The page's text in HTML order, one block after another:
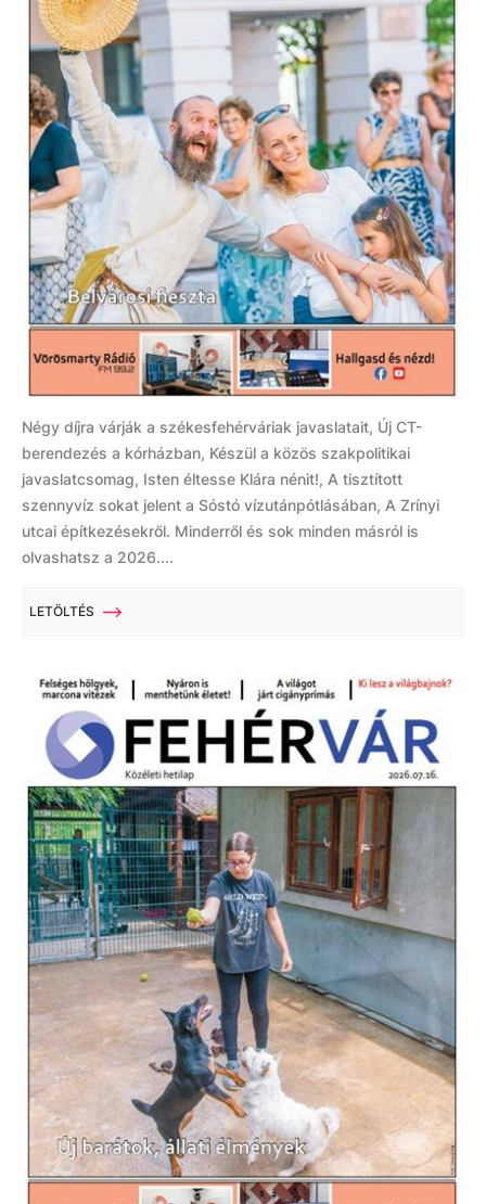
Négy díjra várják a székesfehérváriak javaslatait, Új CT-
berendezés a kórházban, Készül a közös szakpolitikai
javaslatcsomag, Isten éltesse Klára nénit!, A tisztított
szennyvíz sokat jelent a Sóstó vízutánpótlásában, A Zrínyi
utcai építkezésekről. Minderről és sok minden másról is
olvashatsz a 2026....
LETÖLTÉS